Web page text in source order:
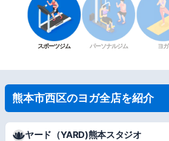
スポーツジム パーソナルジム ヨガ
熊本市西区のヨガ全店を紹介
ヤード（YARD)熊本スタジオ